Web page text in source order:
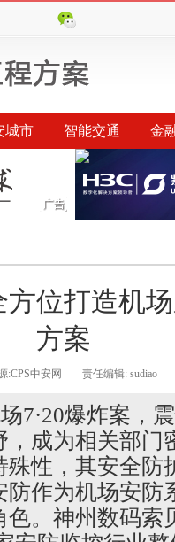
城市 智能交通 金
位打造机
方案
:CPS中安网 责任编辑: sudiao
7·20爆炸案，
成为相关部门
性，其安全防
作为机场安防
。神州数码索